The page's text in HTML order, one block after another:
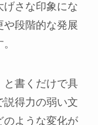
げさな印象にな
や段階的な発展
と書くだけで具
説得力の弱い文
のような変化が